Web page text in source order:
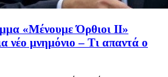
«Μένουμε Όρθιοι ΙΙ»
νέο μνημόνιο – Τι απαντά ο